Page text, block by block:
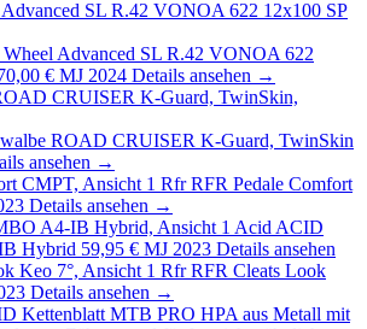
Advanced SL R.42 VONOA 622
€ MJ 2024 Details ansehen →
ROAD CRUISER K-Guard, TwinSkin
ansehen →
Rfr RFR Pedale Comfort
Details ansehen →
Acid ACID
Hybrid 59,95 € MJ 2023 Details ansehen
Rfr RFR Cleats Look
Details ansehen →